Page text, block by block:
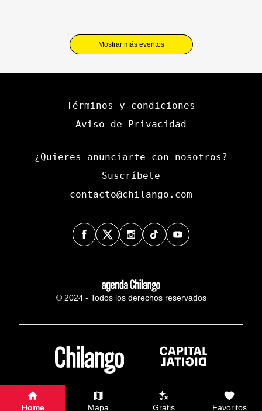
Mostrar más eventos
Términos y condiciones
Aviso de Privacidad
¿Quieres anunciarte con nosotros?
Suscríbete
contacto@chilango.com
© 2024 - Todos los derechos reservados
Home Mapa Gratis Favoritos